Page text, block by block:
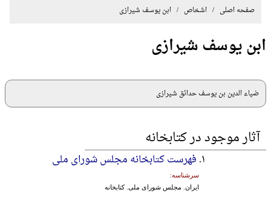
صفحه اصلی / اشخاص / ابن یوسف شیرازی
ابن یوسف شیرازی
ضیاء الدین بن یوسف حدائق شیرازی
آثار موجود در کتابخانه
۱. فهرست کتابخانه مجلس شورای ملی
سرشناسه:
ایران‌. مجلس‌ شورای‌ ملی‌. کتابخانه‌